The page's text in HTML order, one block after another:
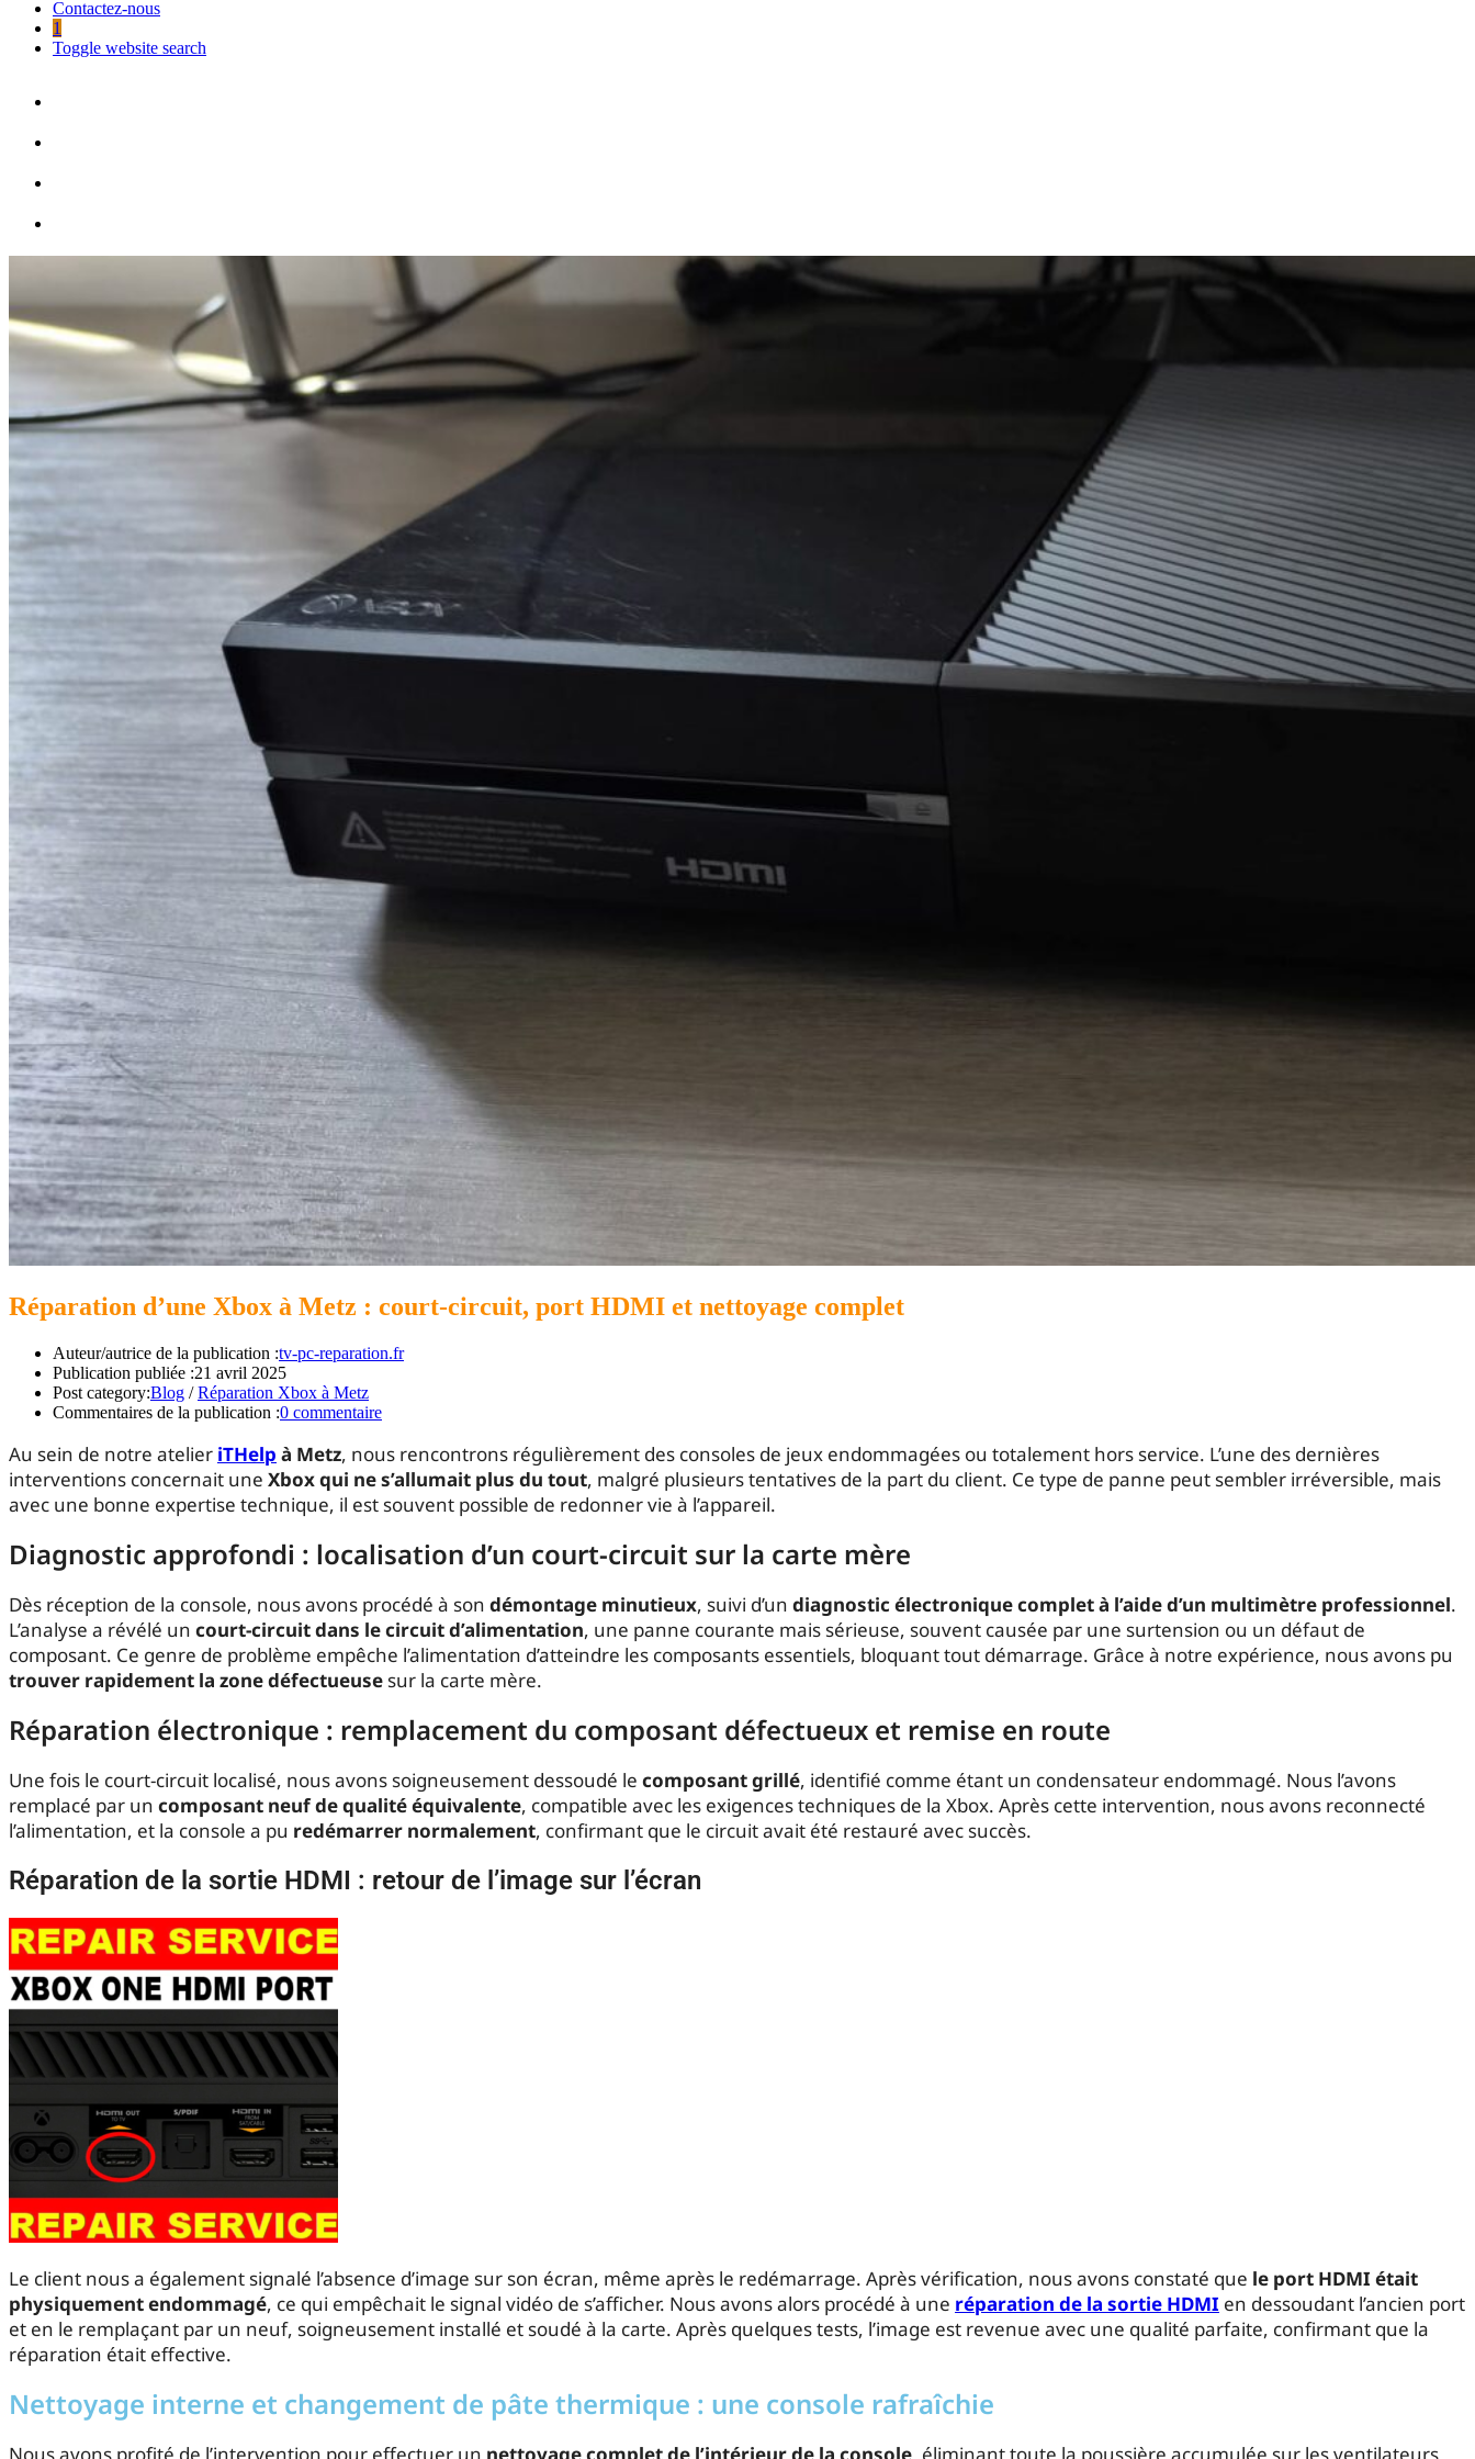
Contactez-nous
1
Toggle website search
Réparation d’une Xbox à Metz : court-circuit, port HDMI et nettoyage complet
Auteur/autrice de la publication :tv-pc-reparation.fr
Publication publiée :21 avril 2025
Post category:Blog / Réparation Xbox à Metz
Commentaires de la publication :0 commentaire
Au sein de notre atelier iTHelp à Metz, nous rencontrons régulièrement des consoles de jeux endommagées ou totalement hors service. L’une des dernières
interventions concernait une Xbox qui ne s’allumait plus du tout, malgré plusieurs tentatives de la part du client. Ce type de panne peut sembler irréversible, mais
avec une bonne expertise technique, il est souvent possible de redonner vie à l’appareil.
Diagnostic approfondi : localisation d’un court-circuit sur la carte mère
Dès réception de la console, nous avons procédé à son démontage minutieux, suivi d’un diagnostic électronique complet à l’aide d’un multimètre professionnel.
L’analyse a révélé un court-circuit dans le circuit d’alimentation, une panne courante mais sérieuse, souvent causée par une surtension ou un défaut de
composant. Ce genre de problème empêche l’alimentation d’atteindre les composants essentiels, bloquant tout démarrage. Grâce à notre expérience, nous avons pu
trouver rapidement la zone défectueuse sur la carte mère.
Réparation électronique : remplacement du composant défectueux et remise en route
Une fois le court-circuit localisé, nous avons soigneusement dessoudé le composant grillé, identifié comme étant un condensateur endommagé. Nous l’avons
remplacé par un composant neuf de qualité équivalente, compatible avec les exigences techniques de la Xbox. Après cette intervention, nous avons reconnecté
l’alimentation, et la console a pu redémarrer normalement, confirmant que le circuit avait été restauré avec succès.
Réparation de la sortie HDMI : retour de l’image sur l’écran
Le client nous a également signalé l’absence d’image sur son écran, même après le redémarrage. Après vérification, nous avons constaté que le port HDMI était
physiquement endommagé, ce qui empêchait le signal vidéo de s’afficher. Nous avons alors procédé à une réparation de la sortie HDMI en dessoudant l’ancien port
et en le remplaçant par un neuf, soigneusement installé et soudé à la carte. Après quelques tests, l’image est revenue avec une qualité parfaite, confirmant que la
réparation était effective.
Nettoyage interne et changement de pâte thermique : une console rafraîchie
Nous avons profité de l’intervention pour effectuer un nettoyage complet de l’intérieur de la console , éliminant toute la poussière accumulée sur les ventilateurs,